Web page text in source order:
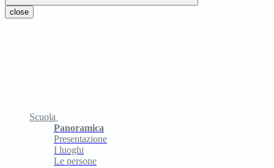
close
Scuola
Panoramica
Presentazione
I luoghi
Le persone